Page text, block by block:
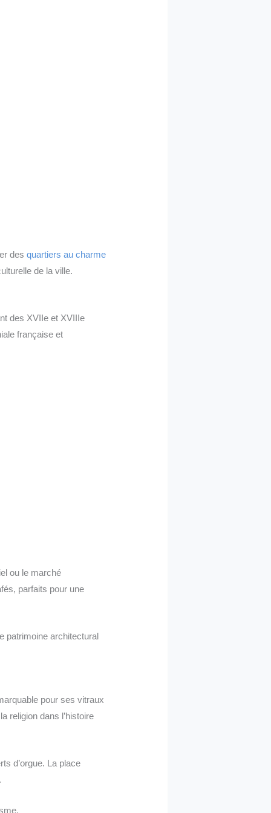
desquartiers au charme
de la ville.
des XVIIe et XVIIIe
française et
ou le marché
parfaits pour une
patrimoine architectural
pour ses vitraux
religion dans l’histoire
d’orgue. La place